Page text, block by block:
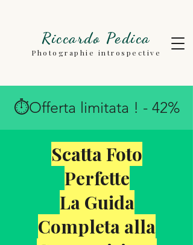
Riccardo Pedica
Photographie introspective
⏱Offerta limitata ! - 42%
Scatta Foto
Perfette
La Guida
Completa alla